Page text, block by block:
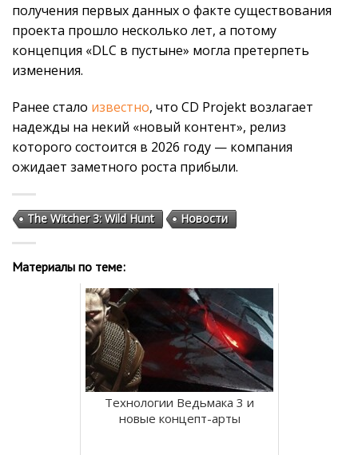
получения первых данных о факте существования
проекта прошло несколько лет, а потому
концепция «DLC в пустыне» могла претерпеть
изменения.
Ранее стало известно, что CD Projekt возлагает
надежды на некий «новый контент», релиз
которого состоится в 2026 году — компания
ожидает заметного роста прибыли.
The Witcher 3: Wild Hunt Новости
Материалы по теме:
Технологии Ведьмака 3 и
новые концепт-арты